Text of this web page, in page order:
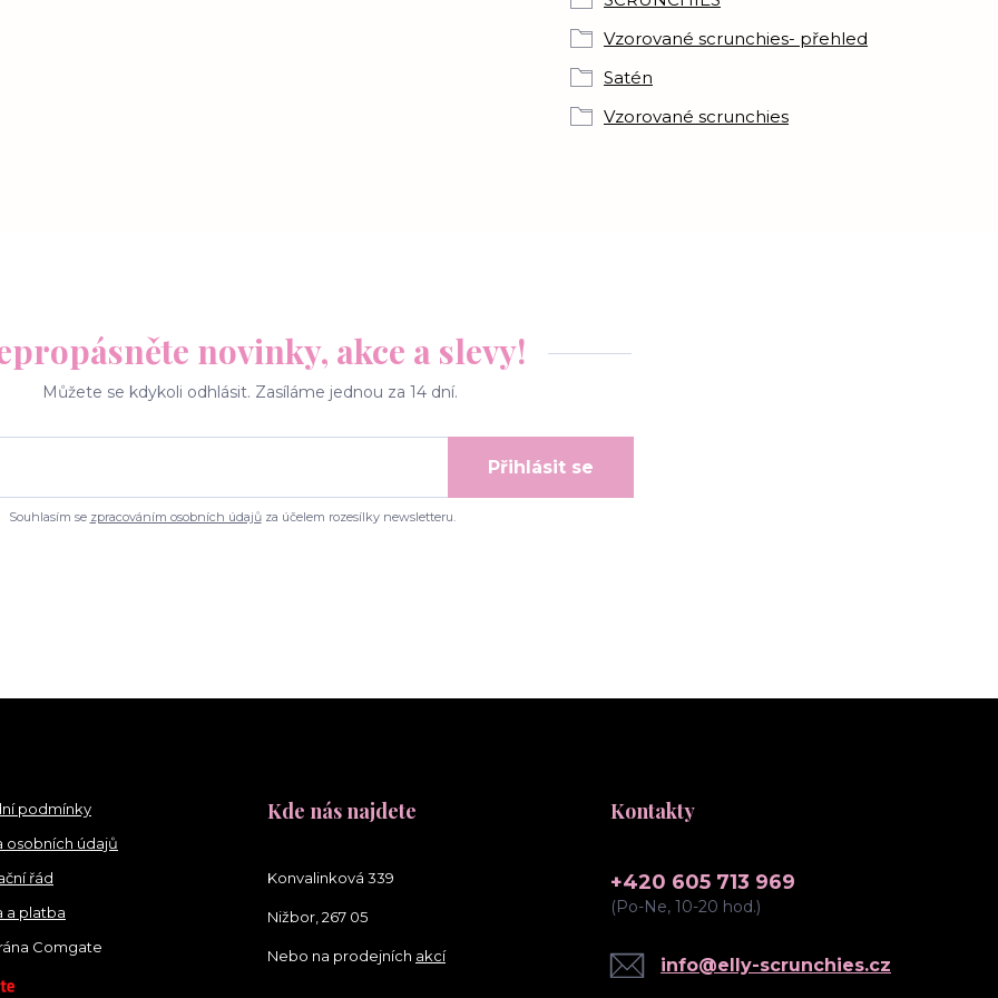
Vzorované scrunchies- přehled
Satén
Vzorované scrunchies
novinky, akce a slevy!
Můžete se kdykoli odhlásit. Zasíláme jednou za 14 dní.
Přihlásit se
Souhlasím se zpracováním osobních údajůza účelem rozesílky newsletteru.
podmínky
osobních údajů
řád
a platba
Comgate
Kde nás najdete
Konvalinková 339
Nižbor, 267 05
Nebo na prodejních akcí
Kontakty
+420 605 713 969
(Po-Ne, 10-20 hod.)
info@elly-scrunchies.cz